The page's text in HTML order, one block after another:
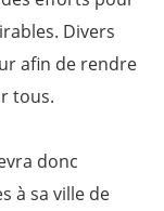
Divers
afin de rendre
tous.
donc
à sa ville de